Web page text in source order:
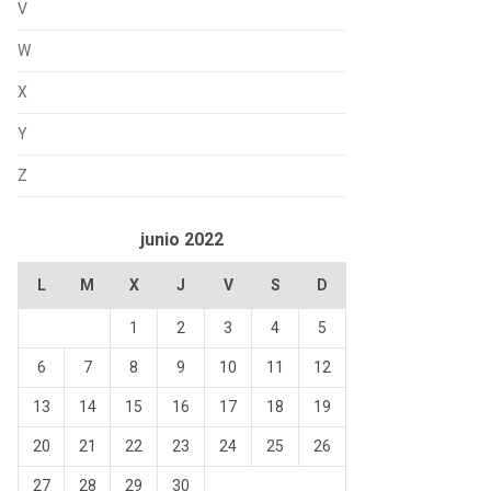
V
W
X
Y
Z
junio 2022
L M X J V S D
1 2 3 4 5
6 7 8 9 10 11 12
13 14 15 16 17 18 19
20 21 22 23 24 25 26
27 28 29 30